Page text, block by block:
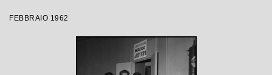
FEBBRAIO 1962